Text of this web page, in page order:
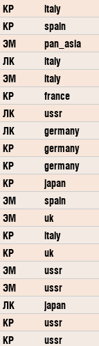
КР
italy
КР
spain
ЭМ
pan_asia
ЛК
italy
ЭМ
italy
КР
france
ЛК
ussr
ЛК
germany
КР
germany
КР
germany
КР
japan
ЭМ
spain
ЭМ
uk
КР
italy
КР
uk
ЭМ
ussr
ЭМ
ussr
ЛК
japan
КР
ussr
КР
ussr